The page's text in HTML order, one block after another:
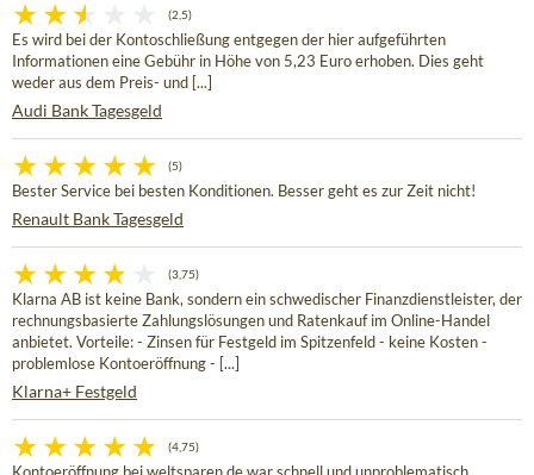
(2,5)
Es wird bei der Kontoschließung entgegen der hier aufgeführten
Informationen eine Gebühr in Höhe von 5,23 Euro erhoben. Dies geht
weder aus dem Preis- und [...]
Audi Bank Tagesgeld
(5)
Bester Service bei besten Konditionen. Besser geht es zur Zeit nicht!
Renault Bank Tagesgeld
(3,75)
Klarna AB ist keine Bank, sondern ein schwedischer Finanzdienstleister, der
rechnungsbasierte Zahlungslösungen und Ratenkauf im Online-Handel
anbietet. Vorteile: - Zinsen für Festgeld im Spitzenfeld - keine Kosten -
problemlose Kontoeröffnung - [...]
Klarna+ Festgeld
(4,75)